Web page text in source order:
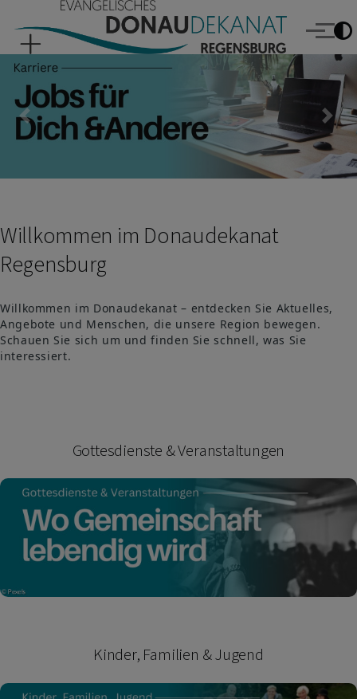
Direkt zum Inhalt
Evangelisches Donaudekanat Regensburg
Menü
Previous Next
Willkommen im Donaudekanat
Regensburg
Willkommen im Donaudekanat – entdecken Sie Aktuelles,
Angebote und Menschen, die unsere Region bewegen.
Schauen Sie sich um und finden Sie schnell, was Sie
interessiert.
Gottesdienste & Veranstaltungen
Kinder, Familien & Jugend